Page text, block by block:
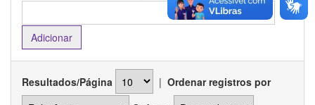
Resultados/Página | Ordenar registros por